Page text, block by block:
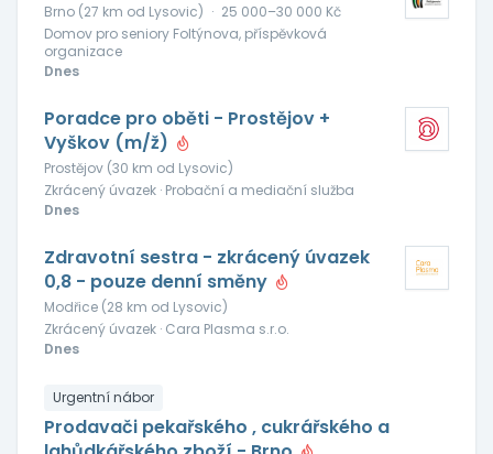
Brno (27 km od Lysovic) · 25 000–30 000 Kč
Domov pro seniory Foltýnova, příspěvková
organizace
Dnes
Poradce pro oběti - Prostějov +
Vyškov (m/ž)
Prostějov (30 km od Lysovic)
Zkrácený úvazek · Probační a mediační služba
Dnes
Zdravotní sestra - zkrácený úvazek
0,8 - pouze denní směny
Modřice (28 km od Lysovic)
Zkrácený úvazek · Cara Plasma s.r.o.
Dnes
Urgentní nábor
Prodavači pekařského , cukrářského a